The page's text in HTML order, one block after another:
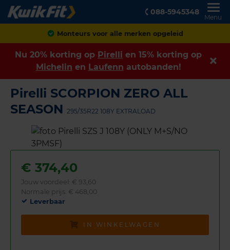
088-5945348
Menu
Monteurs voor alle merken opgeleid
Nu 20% korting op Pirelli en 15% korting op
Michelin en Laufenn autobanden!
Pirelli SCORPION ZERO ALL
SEASON 295/35R22 108Y EXTRALOAD
€ 374,40
Jouw voordeel: € 93,60
Normale prijs: € 468,00
Leverbaar
IN WINKELWAGEN